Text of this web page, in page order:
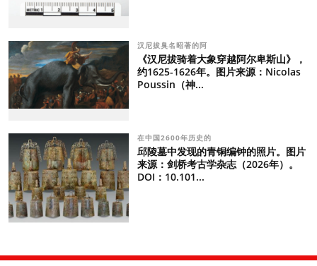
汉尼拔臭名昭著的阿
《汉尼拔骑着大象穿越阿尔卑斯山》，
约1625-1626年。图片来源：Nicolas
Poussin（神...
在中国2600年历史的
邱陵墓中发现的青铜编钟的照片。图片
来源：剑桥考古学杂志（2026年）。
DOI：10.101...